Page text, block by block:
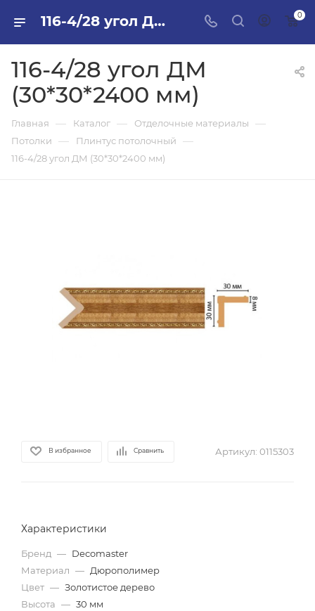
116-4/28 угол ДМ (30*30*2400 мм) в ПИЛОН — купить стройматериалы в интернет-магазине ПИЛОН с доставкой оптом и в розницу 0
116-4/28 угол ДМ
(30*30*2400 мм)
Главная — Каталог — Отделочные материалы —
Потолки — Плинтус потолочный —
116-4/28 угол ДМ (30*30*2400 мм)
В избранное Сравнить Артикул: 0115303
Характеристики
Бренд — Decomaster
Материал — Дюрополимер
Цвет — Золотистое дерево
Высота — 30 мм